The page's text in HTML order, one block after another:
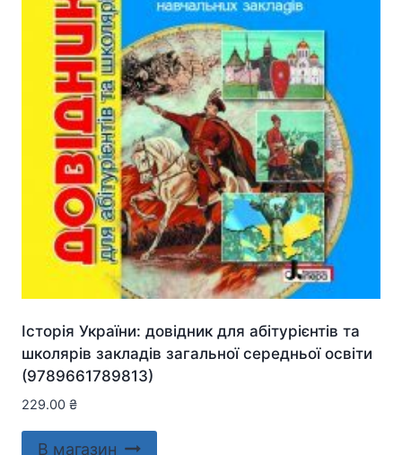
Історія України: довідник для абітурієнтів та
школярів закладів загальної середньої освіти
(9789661789813)
229.00 ₴
В магазин